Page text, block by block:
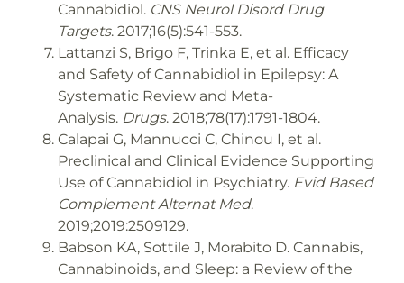
Cannabidiol. CNS Neurol Disord Drug
Targets. 2017;16(5):541-553.
Lattanzi S, Brigo F, Trinka E, et al. Efficacy
and Safety of Cannabidiol in Epilepsy: A
Systematic Review and Meta-
Analysis. Drugs. 2018;78(17):1791-1804.
Calapai G, Mannucci C, Chinou I, et al.
Preclinical and Clinical Evidence Supporting
Use of Cannabidiol in Psychiatry. Evid Based
Complement Alternat Med.
2019;2019:2509129.
Babson KA, Sottile J, Morabito D. Cannabis,
Cannabinoids, and Sleep: a Review of the